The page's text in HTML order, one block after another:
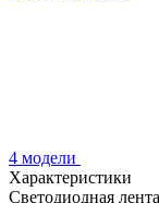
4 модели
Характеристики
Светодиодная